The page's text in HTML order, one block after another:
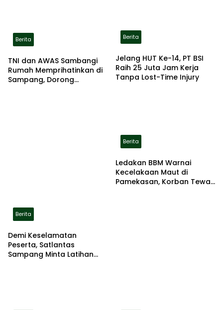
Berita
TNI dan AWAS Sambangi
Rumah Memprihatinkan di
Sampang, Dorong
Berita
Jelang HUT Ke-14, PT BSI
Raih 25 Juta Jam Kerja
Tanpa Lost-Time Injury
Berita
Demi Keselamatan
Peserta, Satlantas
Sampang Minta Latihan
Berita
Ledakan BBM Warnai
Kecelakaan Maut di
Pamekasan, Korban Tewas